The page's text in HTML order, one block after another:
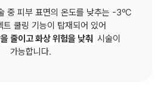
중 피부 표면의 온도를 낮추는 -3ºC
트 쿨링 기능이 탑재되어 있어
줄이고 화상 위험을 낮춰 시술이
가능합니다.